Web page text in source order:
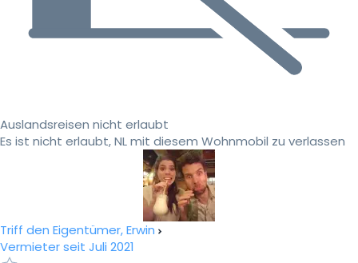
Auslandsreisen nicht erlaubt
Es ist nicht erlaubt, NL mit diesem Wohnmobil zu verlassen
Triff den Eigentümer, Erwin
Vermieter seit Juli 2021